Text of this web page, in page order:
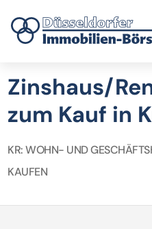
Zinshaus/
zum Kauf in
KR: WOHN- UND
KAUFEN